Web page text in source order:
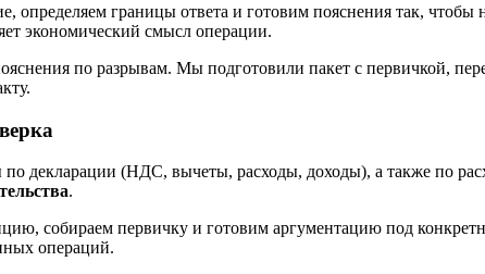
определяем границы ответа и готовим пояснения так,
экономический смысл операции.
по разрывам. Мы подготовили пакет с первичкой,
по декларации (НДС, вычеты, расходы, доходы), а также по
.
собираем первичку и готовим аргументацию под
операций.